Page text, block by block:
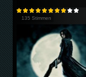
135 Stimmen